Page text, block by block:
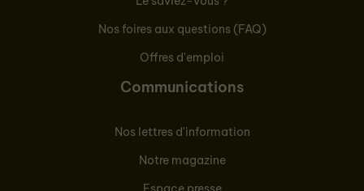
Nos foires aux questions (FAQ)
Offres d'emploi
Communications
Nos lettres d'information
Notre magazine